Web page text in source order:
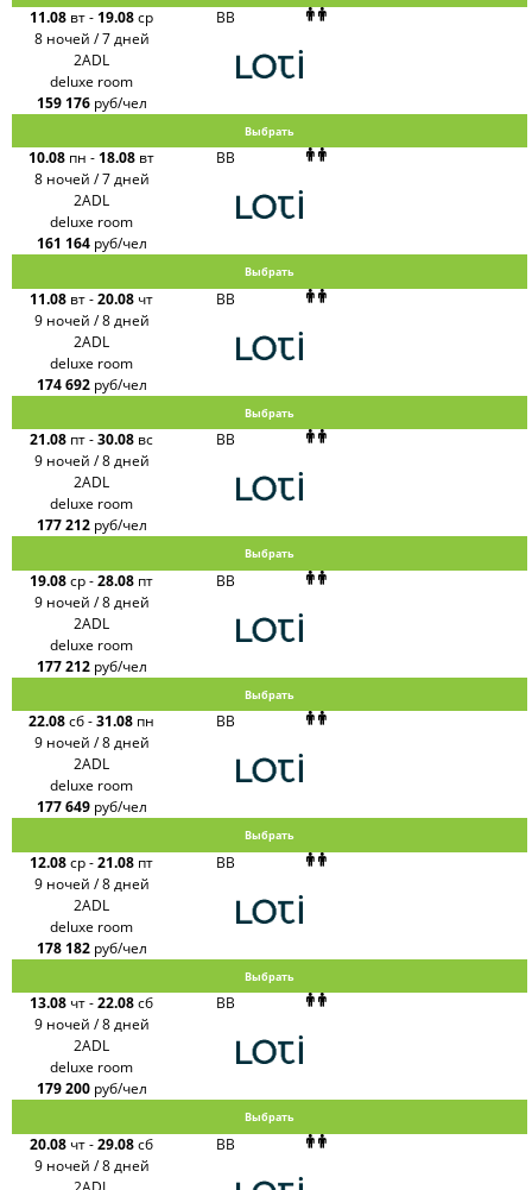
11.08 вт- 19.08ср
8 ночей / 7 дней
BB
2ADL
deluxe room
159 176 руб/чел
Выбрать
10.08 пн - 18.08 вт
8 ночей / 7 дней
BB
2ADL
deluxe room
161 164 руб/чел
Выбрать
11.08 вт-20.08 чт
9 ночей / 8 дней
BB
2ADL
deluxe room
174 692 руб/чел
Выбрать
21.08 пт-30.08 вс
9 ночей / 8 дней
BB
2ADL
deluxe room
177 212 руб/чел
Выбрать
19.08ср-28.08 пт
9 ночей / 8 дней
BB
2ADL
deluxe room
177 212 руб/чел
Выбрать
22.08сб-31.08 пн
9 ночей / 8 дней
BB
2ADL
deluxe room
177 649 руб/чел
Выбрать
12.08ср-21.08 пт
9 ночей / 8 дней
BB
2ADL
deluxe room
178 182 руб/чел
Выбрать
13.08 чт-22.08сб
9 ночей / 8 дней
BB
2ADL
deluxe room
179 200 руб/чел
Выбрать
20.08 чт-29.08сб
9 ночей / 8 дней
BB